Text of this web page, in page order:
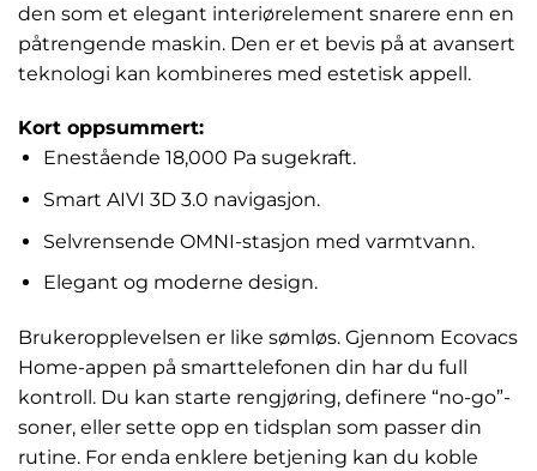
den som et elegant interiørelement snarere enn en
påtrengende maskin. Den er et bevis på at avansert
teknologi kan kombineres med estetisk appell.
Kort oppsummert:
Enestående 18,000 Pa sugekraft.
Smart AIVI 3D 3.0 navigasjon.
Selvrensende OMNI-stasjon med varmtvann.
Elegant og moderne design.
Brukeropplevelsen er like sømløs. Gjennom Ecovacs
Home-appen på smarttelefonen din har du full
kontroll. Du kan starte rengjøring, definere “no-go”-
soner, eller sette opp en tidsplan som passer din
rutine. For enda enklere betjening kan du koble